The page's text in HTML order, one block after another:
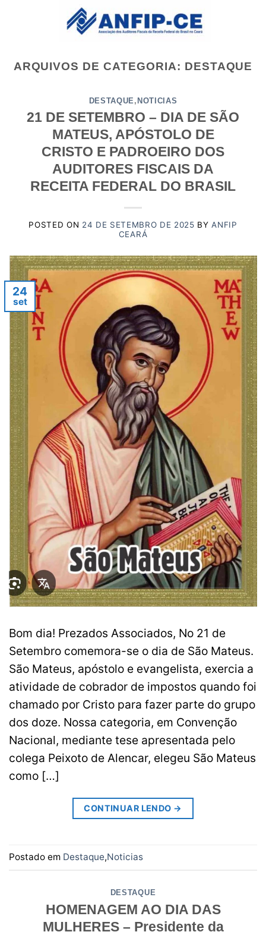
ARQUIVOS DE CATEGORIA: DESTAQUE
DESTAQUE , NOTICIAS
21 DE SETEMBRO – DIA DE SÃO
MATEUS, APÓSTOLO DE
CRISTO E PADROEIRO DOS
AUDITORES FISCAIS DA
RECEITA FEDERAL DO BRASIL
POSTED ON 24 DE SETEMBRO DE 2025 BYANFIP
CEARÁ
24
set
Bom dia! Prezados Associados, No 21 de
Setembro comemora-se o dia de São Mateus.
São Mateus, apóstolo e evangelista, exercia a
atividade de cobrador de impostos quando foi
chamado por Cristo para fazer parte do grupo
dos doze. Nossa categoria, em Convenção
Nacional, mediante tese apresentada pelo
colega Peixoto de Alencar, elegeu São Mateus
como […]
CONTINUAR LENDO →
Postado em Destaque,Noticias
DESTAQUE
HOMENAGEM AO DIA DAS
MULHERES – Presidente da